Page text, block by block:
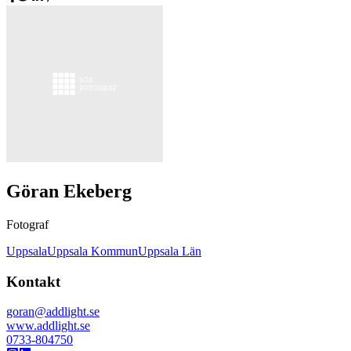
Göran Ekeberg
Fotograf
UppsalaUppsala KommunUppsala Län
Kontakt
goran@addlight.se
www.addlight.se
0733-804750